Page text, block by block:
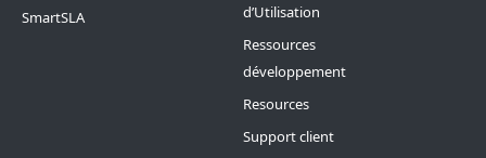
SmartSLA
d’Utilisation
Ressources
développement
Resources
Support client